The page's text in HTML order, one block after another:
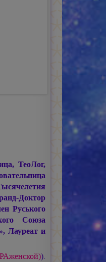
ТеоЛог,
Доктор
Руського
Союза
Лауреат и
).